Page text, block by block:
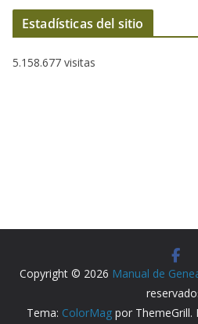
Estadísticas del sitio
5.158.677 visitas
Copyright © 2026 Manual de
Tema: ColorMagpor ThemeGrill.